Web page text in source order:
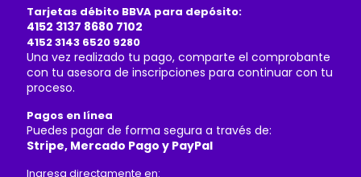
Tarjetas débito BBVA para depósito:
4152 3137 8680 7102
4152 3143 6520 9280
Una vez realizado tu pago, comparte el comprobante
con tu asesora de inscripciones para continuar con tu
proceso.
Pagos en línea
Puedes pagar de forma segura a través de:
Stripe, Mercado Pago y PayPal
Ingresa directamente en: